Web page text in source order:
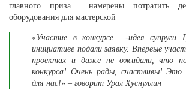
главного приза намерены потратить
оборудования для мастерской
«Участие в конкурсе -идея супруги
инициативе подали заявку. Впервые
проектах и даже не ожидали, что
конкурса! Очень рады, счастливы! Это
для нас!» – говорит Урал Хуснуллин